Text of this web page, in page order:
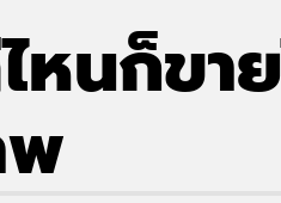
นก็ขา